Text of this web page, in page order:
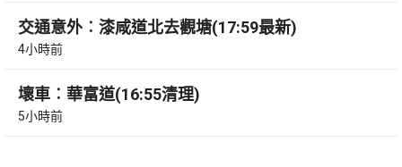
交通意外︰漆咸道北去觀塘(17:59最新)
4小時前
壞車︰華富道(16:55清理)
5小時前